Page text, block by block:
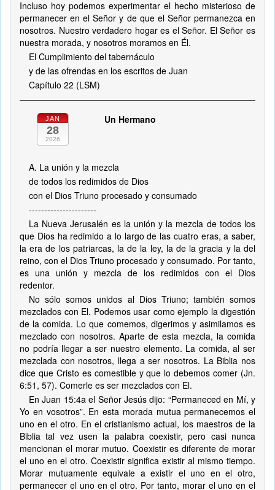
Incluso hoy podemos experimentar el hecho misterioso de
permanecer en el Señor y de que el Señor permanezca en
nosotros. Nuestro verdadero hogar es el Señor. El Señor es
nuestra morada, y nosotros moramos en Él.
El Cumplimiento del tabernáculo
y de las ofrendas en los escritos de Juan
Capítulo 22 (LSM)
JAN
28
2026
Un Hermano
A. La unión y la mezcla
de todos los redimidos de Dios
con el Dios Triuno procesado y consumado
----------------------
La Nueva Jerusalén es la unión y la mezcla de todos los
que Dios ha redimido a lo largo de las cuatro eras, a saber,
la era de los patriarcas, la de la ley, la de la gracia y la del
reino, con el Dios Triuno procesado y consumado. Por tanto,
es una unión y mezcla de los redimidos con el Dios
redentor.
No sólo somos unidos al Dios Triuno; también somos
mezclados con El. Podemos usar como ejemplo la digestión
de la comida. Lo que comemos, digerimos y asimilamos es
mezclado con nosotros. Aparte de esta mezcla, la comida
no podría llegar a ser nuestro elemento. La comida, al ser
mezclada con nosotros, llega a ser nosotros. La Biblia nos
dice que Cristo es comestible y que lo debemos comer (Jn.
6:51, 57). Comerle es ser mezclados con El.
En Juan 15:4a el Señor Jesús dijo: “Permaneced en Mí, y
Yo en vosotros”. En esta morada mutua permanecemos el
uno en el otro. En el cristianismo actual, los maestros de la
Biblia tal vez usen la palabra coexistir, pero casi nunca
mencionan el morar mutuo. Coexistir es diferente de morar
el uno en el otro. Coexistir significa existir al mismo tiempo.
Morar mutuamente equivale a existir el uno en el otro,
permanecer el uno en el otro. Por tanto, morar el uno en el